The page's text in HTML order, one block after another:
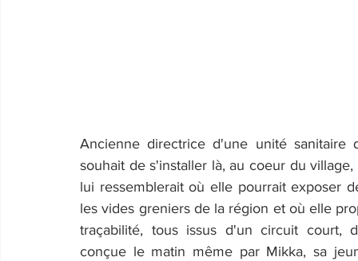
Ancienne directrice d'une unité sanitaire
souhait de s'installer là, au coeur du
lui ressemblerait où elle pourrait exposer
les vides greniers de la région et où elle
traçabilité, tous issus d'un circuit court,
conçue le matin même par Mikka, sa